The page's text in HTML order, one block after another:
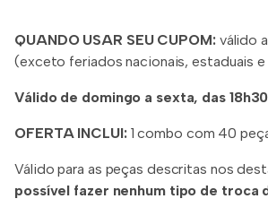
QUANDO USAR SEU CUPOM:válido
(exceto feriados nacionais, estaduais e
Válido de domingo a sexta, das
OFERTA INCLUI:1 combo com 40
Válido para as peças descritas nos
possível fazer nenhum tipo de troca